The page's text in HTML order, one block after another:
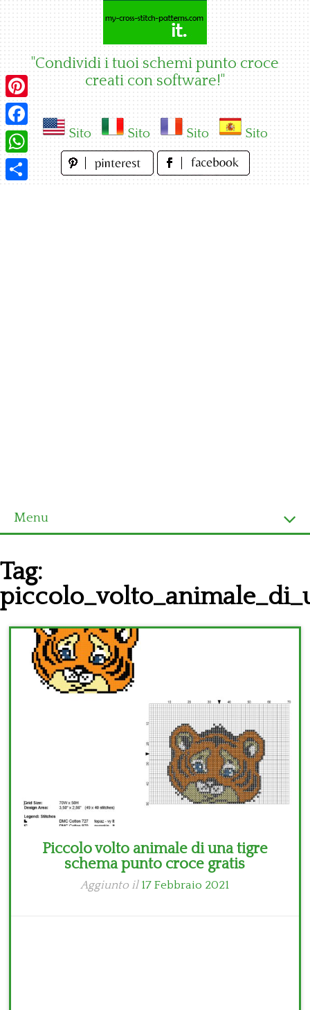
"Condividi i tuoi schemi punto croce
creati con software!"
Sito Sito Sito Sito
Menu
Ultimi schemi
Alfabeto
Bambini
Disney
Tag:
Piccolo volto animale di una tigre
schema punto croce gratis
Aggiunto il 17 Febbraio 2021
Pinterest
Facebook
WhatsApp